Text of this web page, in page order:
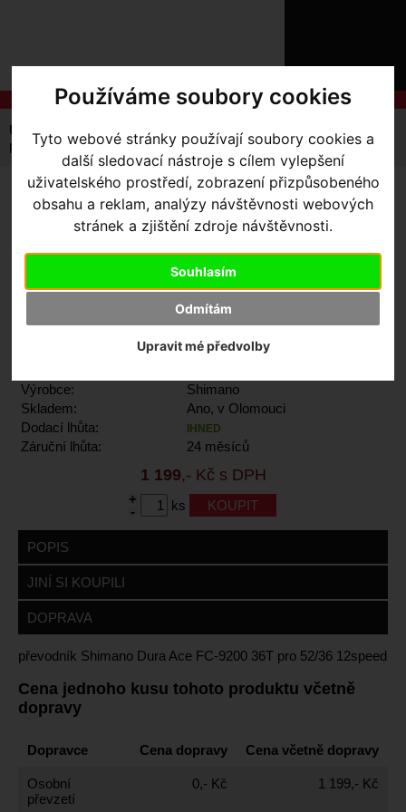
Používáme soubory cookies
Tyto webové stránky používají soubory cookies a
další sledovací nástroje s cílem vylepšení
uživatelského prostředí, zobrazení přizpůsobeného
obsahu a reklam, analýzy návštěvnosti webových
stránek a zjištění zdroje návštěvnosti.
Souhlasím
Odmítám
Upravit mé předvolby
O
NÁSO
NÁKUPU
SLUŽBY
ZTRATILI
Úvodní strana Komponenty
Převodníky
převodník Shimano Dura Ace FC-9200 36T pro 52/36
PŘEVODNÍK SHIMANO
DURA ACE FC-9200 36T
U tohoto produktu je možné jen osobní převzetí nebo využití
Výrobce:
Shimano
Skladem:
Ano, v Olomouci
Dodací lhůta:
IHNED
Záruční lhůta: 24 měsíců
1 199,- Kč s DPH
+
-
ks
POPIS
JINÍ SI KOUPILI
DOPRAVA
převodník Shimano Dura Ace FC-9200 36T pro 52/36 12speed
Cena jednoho kusu tohoto produktu včetně
dopravy
Dopravce Cena dopravy Cena včetně dopravy
Osobní
převzetí
0,- Kč 1 199,- Kč